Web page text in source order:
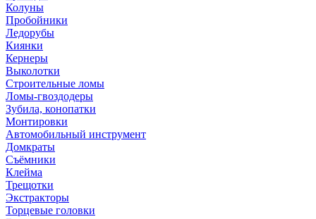
Колуны
Пробойники
Ледорубы
Киянки
Кернеры
Выколотки
Строительные ломы
Ломы-гвоздодеры
Зубила, конопатки
Монтировки
Автомобильный инструмент
Домкраты
Съёмники
Клейма
Трещотки
Экстракторы
Торцевые головки